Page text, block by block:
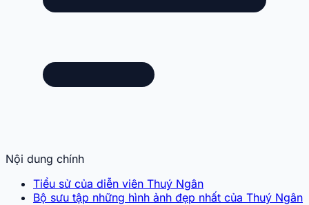
Nội dung chính
Tiểu sử của diễn viên Thuý Ngân
Bộ sưu tập những hình ảnh đẹp nhất của Thuý Ngân